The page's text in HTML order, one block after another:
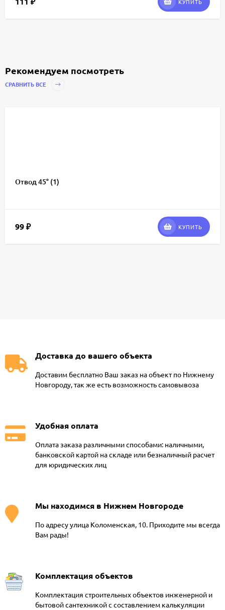
Рекомендуем посмотреть
СРАВНИТЬ ВСЕ
Отвод 45° (1)
99 ₽ КУПИТЬ
Доставка до вашего объекта
Доставим бесплатно Ваш заказ на объект по Нижнему
Новгороду, так же есть возможность самовывоза
Удобная оплата
Оплата заказа различными способами: наличными,
банковской картой на складе или безналичный расчет
для юридических лиц
Мы находимся в Нижнем Новгороде
По адресу улица Коломенская, 10. Приходите мы всегда
Вам рады!
Комплектация объектов
Комплектация строительных объектов инженерной и
бытовой сантехникой с составлением калькуляции